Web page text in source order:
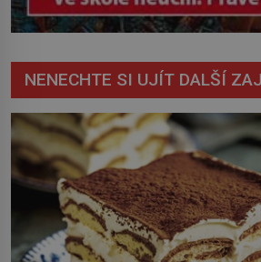
NENECHTE SI UJÍT DALŠÍ